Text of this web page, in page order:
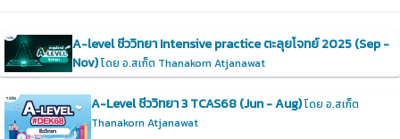
A-level ชีววิทยา Intensive practice ตะลุยโจทย์ 2025 (Sep -
Nov)โดย อ.สเก็ต Thanakorn Atjanawat
A-Level ชีววิทยา 3 TCAS68 (Jun - Aug)โดย อ.สเก็ต
Thanakorn Atjanawat